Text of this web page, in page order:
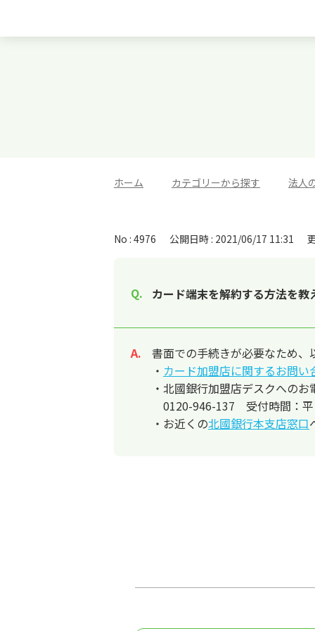
ホーム カテゴリーから探す 法人
No : 4976 公開日時 : 2021/06/17 11:31
カード端末を解約する方法を教
回答
書面での手続きが必要なため
・ カード加盟店に関するお問い
・北國銀行加盟店デスクへのお
0120-946-137 受付時間：平
・お近くの北國銀行本支店窓口